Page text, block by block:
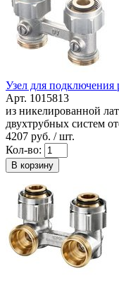
Узел для
Арт. 1015813
из никелированной
двухтрубных систем
4207 руб. / шт.
Кол-во:
В корзину